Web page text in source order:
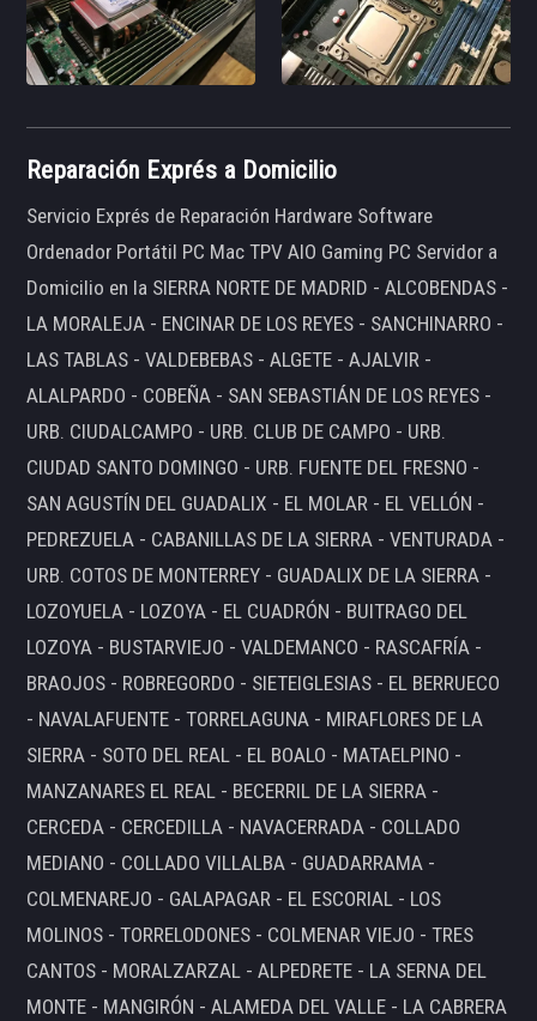
Reparación Exprés a Domicilio
Servicio Exprés de Reparación Hardware Software
Ordenador Portátil PC Mac TPV AIO Gaming PC Servidor a
Domicilio en la SIERRA NORTE DE MADRID - ALCOBENDAS -
LA MORALEJA - ENCINAR DE LOS REYES - SANCHINARRO -
LAS TABLAS - VALDEBEBAS - ALGETE - AJALVIR -
ALALPARDO - COBEÑA - SAN SEBASTIÁN DE LOS REYES -
URB. CIUDALCAMPO - URB. CLUB DE CAMPO - URB.
CIUDAD SANTO DOMINGO - URB. FUENTE DEL FRESNO -
SAN AGUSTÍN DEL GUADALIX - EL MOLAR - EL VELLÓN -
PEDREZUELA - CABANILLAS DE LA SIERRA - VENTURADA -
URB. COTOS DE MONTERREY - GUADALIX DE LA SIERRA -
LOZOYUELA - LOZOYA - EL CUADRÓN - BUITRAGO DEL
LOZOYA - BUSTARVIEJO - VALDEMANCO - RASCAFRÍA -
BRAOJOS - ROBREGORDO - SIETEIGLESIAS - EL BERRUECO
- NAVALAFUENTE - TORRELAGUNA - MIRAFLORES DE LA
SIERRA - SOTO DEL REAL - EL BOALO - MATAELPINO -
MANZANARES EL REAL - BECERRIL DE LA SIERRA -
CERCEDA - CERCEDILLA - NAVACERRADA - COLLADO
MEDIANO - COLLADO VILLALBA - GUADARRAMA -
COLMENAREJO - GALAPAGAR - EL ESCORIAL - LOS
MOLINOS - TORRELODONES - COLMENAR VIEJO - TRES
CANTOS - MORALZARZAL - ALPEDRETE - LA SERNA DEL
MONTE - MANGIRÓN - ALAMEDA DEL VALLE - LA CABRERA